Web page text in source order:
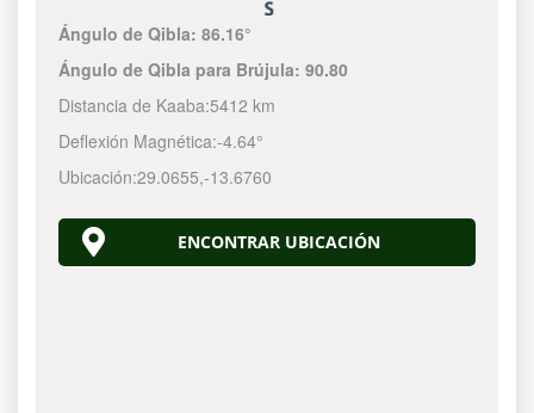
Ángulo de Qibla:86.16°
Ángulo de Qibla para Brújula:90.80
Distancia de Kaaba:5412 km
Deflexión Magnética:-4.64°
Ubicación:29.0655,-13.6760
ENCONTRAR UBICACIÓN